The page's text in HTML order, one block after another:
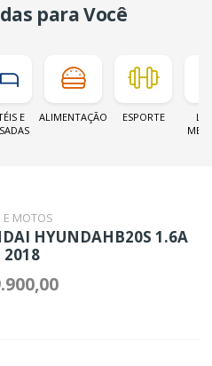
para Você
E
ALIMENTAÇÃO ESPORTE
E MOTOS
HYUNDAHB20S 1.6A
2018